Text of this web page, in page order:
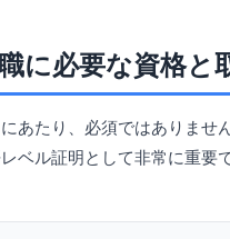
に必要な資格と
あたり、必須ではありませ
ベル証明として非常に重要で